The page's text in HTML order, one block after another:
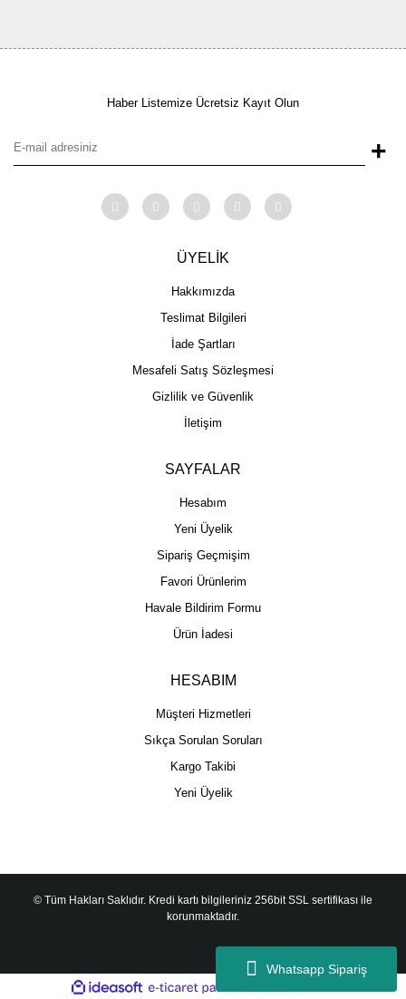
Whatsapp Sipariş
Haber Listemize Ücretsiz Kayıt Olun
+
ÜYELİK
Hakkımızda
Teslimat Bilgileri
İade Şartları
Mesafeli Satış Sözleşmesi
Gizlilik ve Güvenlik
İletişim
SAYFALAR
Hesabım
Yeni Üyelik
Sipariş Geçmişim
Favori Ürünlerim
Havale Bildirim Formu
Ürün İadesi
HESABIM
Müşteri Hizmetleri
Sıkça Sorulan Soruları
Kargo Takibi
Yeni Üyelik
© Tüm Hakları Saklıdır. Kredi kartı bilgileriniz 256bit SSL sertifikası ile
korunmaktadır.
ideasoft